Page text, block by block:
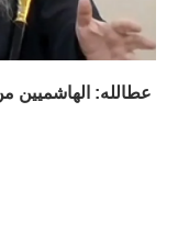
عطالله: الهاشميين